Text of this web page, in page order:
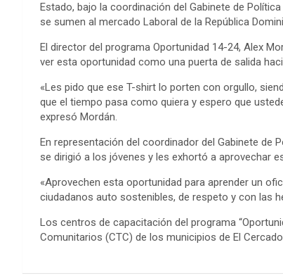
Estado, bajo la coordinación del Gabinete de
se sumen al mercado Laboral de la República
El director del programa Oportunidad 14-24, Alex
ver esta oportunidad como una puerta de salida
«Les pido que ese T-shirt lo porten con orgullo,
que el tiempo pasa como quiera y espero que
expresó Mordán.
En representación del coordinador del Gabinete de
se dirigió a los jóvenes y les exhortó a aprovechar
«Aprovechen esta oportunidad para aprender un
ciudadanos auto sostenibles, de respeto y con las
Los centros de capacitación del programa
Comunitarios (CTC) de los municipios de El